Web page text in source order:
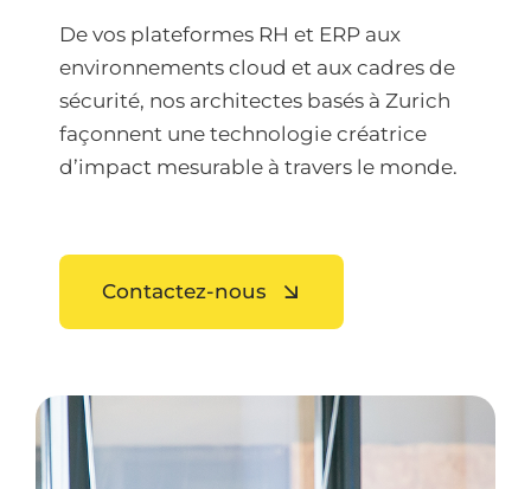
De vos plateformes RH et ERP aux
environnements cloud et aux cadres de
sécurité, nos architectes basés à Zurich
façonnent une technologie créatrice
d’impact mesurable à travers le monde.
Contactez-nous